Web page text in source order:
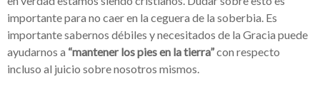
importante para no caer en la ceguera de la soberbia. Es
importante sabernos débiles y necesitados de la Gracia puede
ayudarnos a “mantener los pies en la tierra”con respecto
incluso al juicio sobre nosotros mismos.